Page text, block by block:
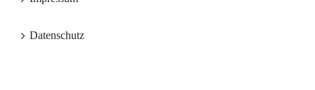
Datenschutz